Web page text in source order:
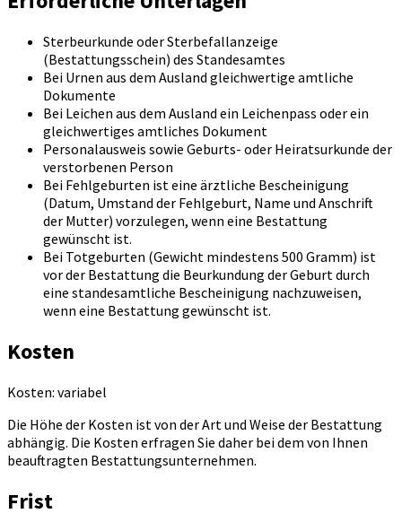
Sterbeurkunde oder Sterbefallanzeige
(Bestattungsschein) des Standesamtes
Bei Urnen aus dem Ausland gleichwertige amtliche
Dokumente
Bei Leichen aus dem Ausland ein Leichenpass oder ein
gleichwertiges amtliches Dokument
Personalausweis sowie Geburts- oder Heiratsurkunde der
verstorbenen Person
Bei Fehlgeburten ist eine ärztliche Bescheinigung
(Datum, Umstand der Fehlgeburt, Name und Anschrift
der Mutter) vorzulegen, wenn eine Bestattung
gewünscht ist.
Bei Totgeburten (Gewicht mindestens 500 Gramm) ist
vor der Bestattung die Beurkundung der Geburt durch
eine standesamtliche Bescheinigung nachzuweisen,
wenn eine Bestattung gewünscht ist.
Kosten
Kosten: variabel
Die Höhe der Kosten ist von der Art und Weise der Bestattung
abhängig. Die Kosten erfragen Sie daher bei dem von Ihnen
beauftragten Bestattungsunternehmen.
Frist